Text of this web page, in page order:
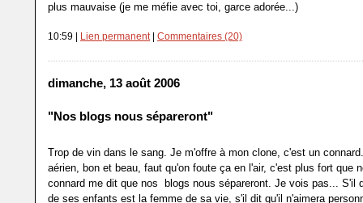
plus mauvaise (je me méfie avec toi, garce adorée...)
10:59 | Lien permanent| Commentaires (20)
dimanche, 13 août 2006
"Nos blogs nous sépareront"
Trop de vin dans le sang. Je m'offre à mon clone, c'est un
aérien, bon et beau, faut qu'on foute ça en l'air, c'est plus fort que
connard me dit que nos blogs nous sépareront. Je vois pas... S'il
de ses enfants est la femme de sa vie, s'il dit qu'il n'aimera